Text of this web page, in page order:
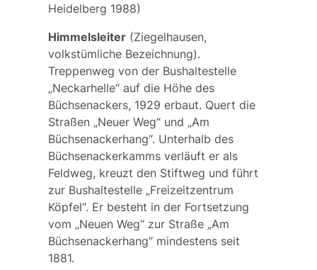
Heidelberg 1988)
Himmelsleiter(Ziegelhausen,
volkstümliche Bezeichnung).
Treppenweg von der Bushaltestelle
„Neckarhelle“ auf die Höhe des
Büchsenackers, 1929 erbaut. Quert die
Straßen „Neuer Weg“ und „Am
Büchsenackerhang“. Unterhalb des
Büchsenackerkamms verläuft er als
Feldweg, kreuzt den Stiftweg und führt
zur Bushaltestelle „Freizeitzentrum
Köpfel“. Er besteht in der Fortsetzung
vom „Neuen Weg“ zur Straße „Am
Büchsenackerhang“ mindestens seit
1881.